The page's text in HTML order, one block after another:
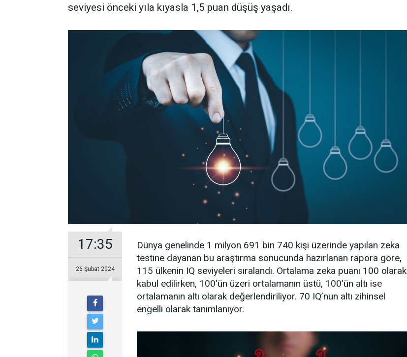
seviyesi önceki yıla kıyasla 1,5 puan düşüş yaşadı.
17:35
26 Şubat 2024
Dünya genelinde 1 milyon 691 bin 740 kişi üzerinde yapılan zeka
testine dayanan bu araştırma sonucunda hazırlanan rapora göre,
115 ülkenin IQ seviyeleri sıralandı. Ortalama zeka puanı 100 olarak
kabul edilirken, 100'ün üzeri ortalamanın üstü, 100'ün altı ise
ortalamanın altı olarak değerlendiriliyor. 70 IQ’nun altı zihinsel
engelli olarak tanımlanıyor.